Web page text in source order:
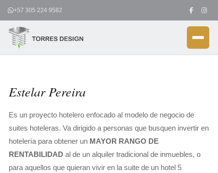
contenido
+57 305 224 9582
Estelar Pereira
Es un proyecto hotelero enfocado al modelo de negocio de
suites hoteleras. Va dirigido a personas que busquen invertir en
hotelería para obtener un MAYOR RANGO DE
RENTABILIDAD al de un alquiler tradicional de inmuebles, o
para aquellos que quieran vivir en la suite de un hotel 5